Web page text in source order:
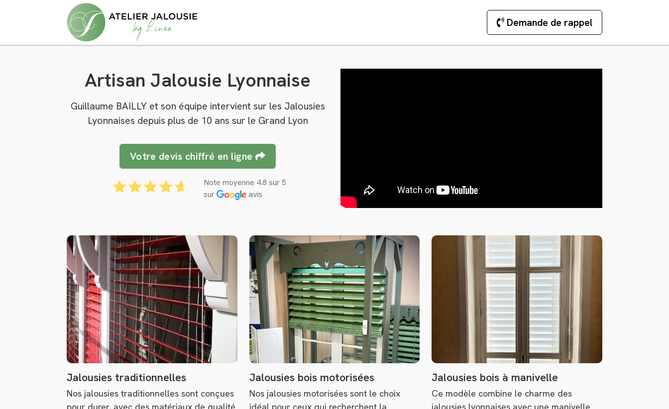
Demande de rappel
Artisan Jalousie Lyonnaise
Guillaume BAILLY et son équipe intervient sur les Jalousies
Lyonnaises depuis plus de 10 ans sur le Grand Lyon
Votre devis chiffré en ligne
Note moyenne 4.8 sur 5
sur
avis
Jalousies traditionnelles
Nos jalousies traditionnelles sont conçues
Jalousies bois motorisées
Nos jalousies motorisées sont le choix
Jalousies bois à manivelle
Ce modèle combine le charme des